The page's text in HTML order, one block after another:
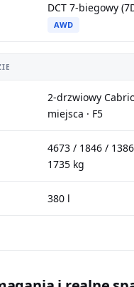
DCT 7-biegowy
AWD
2-drzwiowy
miejsca · F5
4673 / 1846 /
1735 kg
380 l